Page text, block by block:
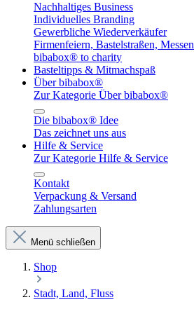
Nachhaltiges Business
Individuelles Branding
Gewerbliche Wiederverkäufer
Firmenfeiern, Bastelstraßen, Messen
bibabox® to charity
Basteltipps & Mitmachspaß
Über bibabox®
Zur Kategorie Über bibabox®
Die bibabox® Idee
Das zeichnet uns aus
Hilfe & Service
Zur Kategorie Hilfe & Service
Kontakt
Verpackung & Versand
Zahlungsarten
Menü schließen
Shop
Stadt, Land, Fluss